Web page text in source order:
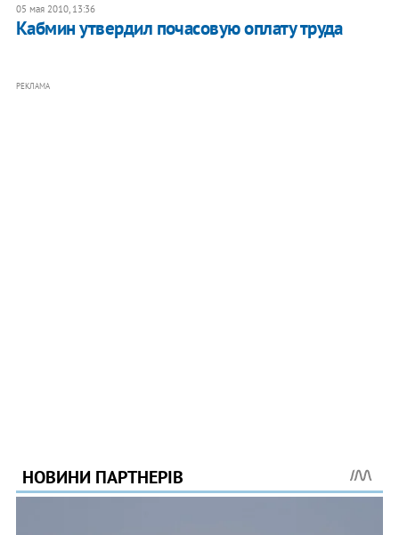
05 мая 2010, 13:36
Кабмин утвердил почасовую оплату труда
РЕКЛАМА